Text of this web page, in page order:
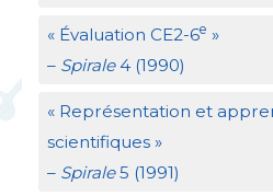
« Évaluation CE2-6e »
– Spirale4 (1990)
« Représentation et
scientifiques »
– Spirale5 (1991)